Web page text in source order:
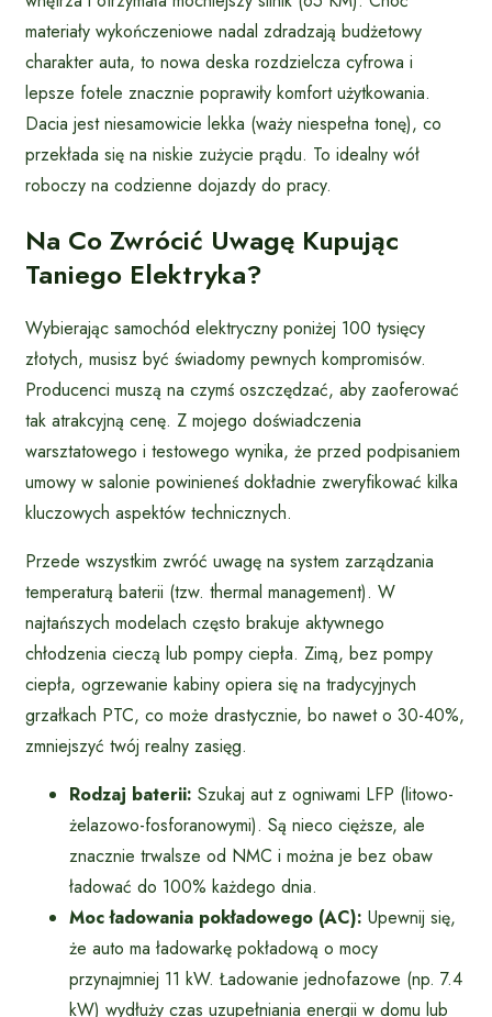
materiały wykończeniowe nadal zdradzają budżetowy
charakter auta, to nowa deska rozdzielcza cyfrowa i
lepsze fotele znacznie poprawiły komfort użytkowania.
Dacia jest niesamowicie lekka (waży niespełna tonę), co
przekłada się na niskie zużycie prądu. To idealny wół
roboczy na codzienne dojazdy do pracy.
Na Co Zwrócić Uwagę Kupując
Taniego Elektryka?
Wybierając samochód elektryczny poniżej 100 tysięcy
złotych, musisz być świadomy pewnych kompromisów.
Producenci muszą na czymś oszczędzać, aby zaoferować
tak atrakcyjną cenę. Z mojego doświadczenia
warsztatowego i testowego wynika, że przed podpisaniem
umowy w salonie powinieneś dokładnie zweryfikować kilka
kluczowych aspektów technicznych.
Przede wszystkim zwróć uwagę na system zarządzania
temperaturą baterii (tzw. thermal management). W
najtańszych modelach często brakuje aktywnego
chłodzenia cieczą lub pompy ciepła. Zimą, bez pompy
ciepła, ogrzewanie kabiny opiera się na tradycyjnych
grzałkach PTC, co może drastycznie, bo nawet o 30-40%,
zmniejszyć twój realny zasięg.
Rodzaj baterii: Szukaj aut z ogniwami LFP (litowo-
żelazowo-fosforanowymi). Są nieco cięższe, ale
znacznie trwalsze od NMC i można je bez obaw
ładować do 100% każdego dnia.
Moc ładowania pokładowego (AC): Upewnij się,
że auto ma ładowarkę pokładową o mocy
przynajmniej 11 kW. Ładowanie jednofazowe (np. 7.4
kW) wydłuży czas uzupełniania energii w domu lub